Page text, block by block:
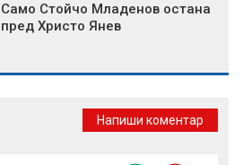
Само Стойчо Младенов остана
пред Христо Янев
Напиши коментар